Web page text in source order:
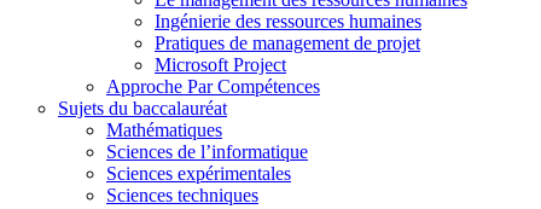
Ingénierie des ressources humaines
Pratiques de management de projet
Microsoft Project
Approche Par Compétences
Sujets du baccalauréat
Mathématiques
Sciences de l’informatique
Sciences expérimentales
Sciences techniques